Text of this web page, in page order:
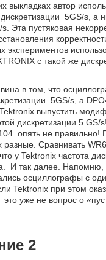
выкладках автор
дискретизации 5GS/s, а
Эта пустяковая
экспериментов
с такой же
в том, что
5GS/s, а
выпустить
дискретизации 5 GS/
опять не правильно!
разные. Сравнивать
у Tektronix частота
И так далее. Напомню,
осциллографы с
Tektronix при этом
уже не вопрос о
2